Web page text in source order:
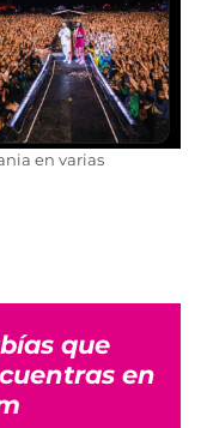
en varias
que
en